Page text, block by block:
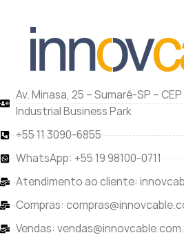
Av. Minasa, 25 – Sumaré-SP –
Industrial Business Park
+55 11 3090-6855
WhatsApp: +55 19 98100-0711
Atendimento ao cliente:
Compras:
Vendas: